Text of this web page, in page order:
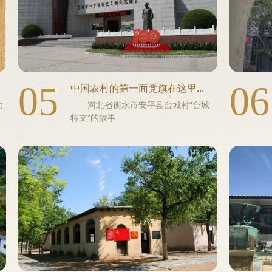
05 中国农村的第一面党旗在这里...
——河北省衡水市安平县台城村“台城
特支”的故事
06